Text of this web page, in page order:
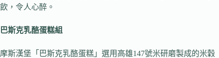
飲，令人心醉。
巴斯克乳酪蛋糕組
摩斯漢堡「巴斯克乳酪蛋糕」選用高雄147號米研磨製成的米穀